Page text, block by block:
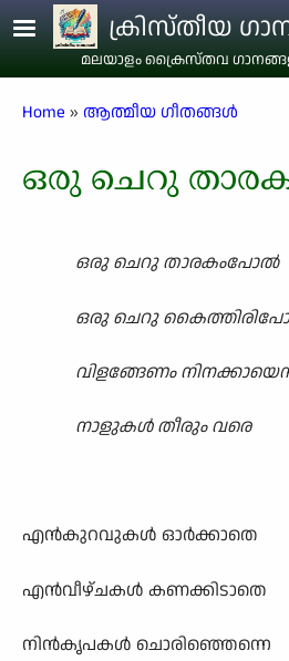
Skip to main content
ക്രിസ്തീയ
മലയാളം ക്രൈസ്തവ
Breadcrumb
Home ആത്മീയ ഗീതങ്ങൾ
ഒരു ചെറു
ഒരു ചെറു താരകംപോൽ
ഒരു ചെറു
വിളങ്ങേണം
നാളുകൾ തീരും വരെ
എൻകുറവുകൾ ഓർക്കാതെ
എൻവീഴ്ചകൾ കണക്കിടാതെ
നിൻകൃപകൾ ചൊരിഞ്ഞെന്നെ